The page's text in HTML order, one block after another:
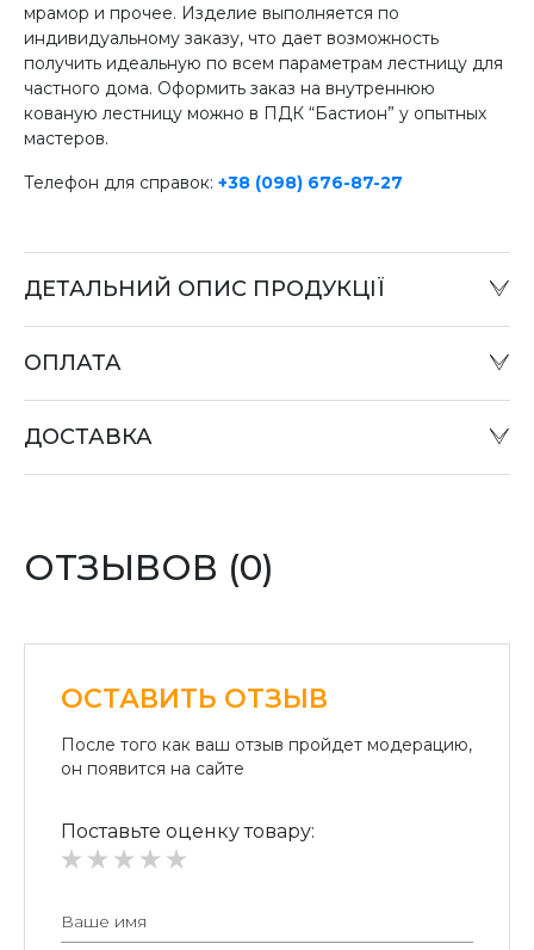
мрамор и прочее. Изделие выполняется по
индивидуальному заказу, что дает возможность
получить идеальную по всем параметрам лестницу для
частного дома. Оформить заказ на внутреннюю
кованую лестницу можно в ПДК “Бастион” у опытных
мастеров.
Телефон для справок: +38 (098) 676-87-27
кованые лестницы
ДЕТАЛЬНИЙ ОПИС ПРОДУКЦІЇ
или при отправке «Наложенным платежом» в
«Райффайзен Банк Аваль»
Безналичный расчет для юридических лиц:
ОПЛАТА
ДОСТАВКА
ОТЗЫВОВ (0)
ОСТАВИТЬ ОТЗЫВ
После того как ваш отзыв пройдет модерацию,
он появится на сайте
Поставьте оценку товару: